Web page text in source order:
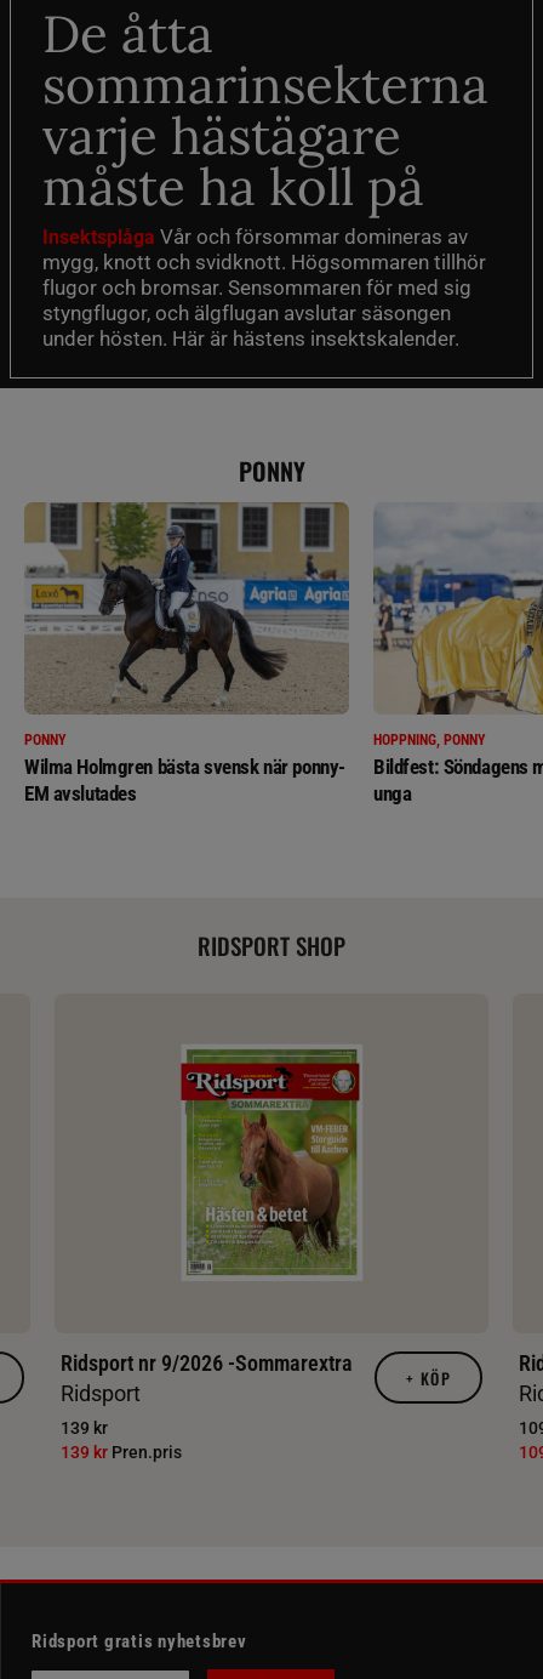
De åtta
sommarinsekterna
varje hästägare
måste ha koll på
Insektsplåga Vår och försommar domineras av
mygg, knott och svidknott. Högsommaren tillhör
flugor och bromsar. Sensommaren för med sig
styngflugor, och älgflugan avslutar säsongen
under hösten. Här är hästens insektskalender.
PONNY
PONNY
Wilma Holmgren bästa svensk när ponny-
EM avslutades
HOPPNING, PONNY
Bildfest: Söndagens
unga
RIDSPORT SHOP
Ridsport nr 9/2026 -Sommarextra
Ridsport
139 kr
139 kr Pren.pris
+ KÖP
Ridsport gratis nyhetsbrev